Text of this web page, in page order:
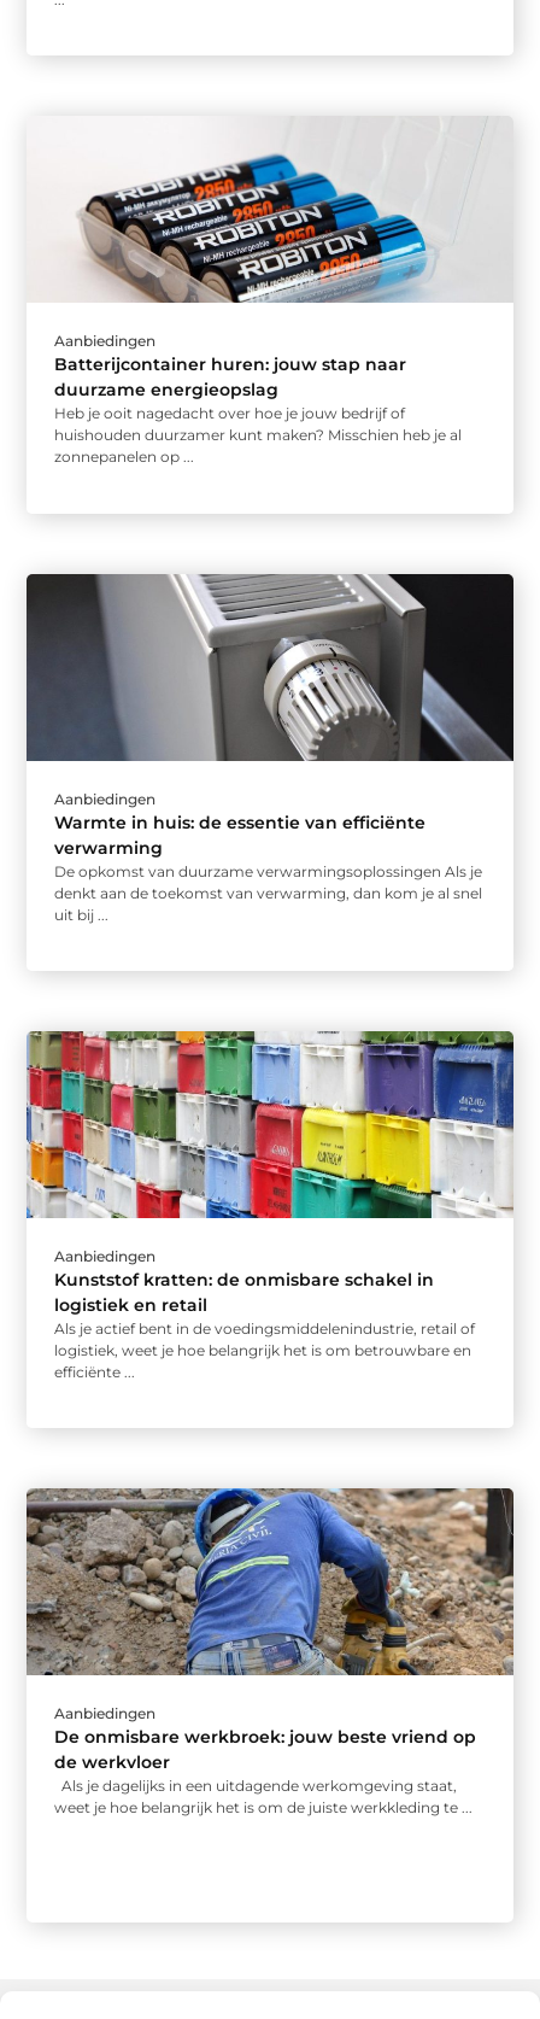
Aanbiedingen
Batterijcontainer huren: jouw stap naar
duurzame energieopslag
Heb je ooit nagedacht over hoe je jouw bedrijf of
huishouden duurzamer kunt maken? Misschien heb je al
zonnepanelen op ...
Aanbiedingen
Warmte in huis: de essentie van efficiënte
verwarming
De opkomst van duurzame verwarmingsoplossingen Als je
denkt aan de toekomst van verwarming, dan kom je al snel
uit bij ...
Aanbiedingen
Kunststof kratten: de onmisbare schakel in
logistiek en retail
Als je actief bent in de voedingsmiddelenindustrie, retail of
logistiek, weet je hoe belangrijk het is om betrouwbare en
efficiënte ...
Aanbiedingen
De onmisbare werkbroek: jouw beste vriend op
de werkvloer
Als je dagelijks in een uitdagende werkomgeving staat,
weet je hoe belangrijk het is om de juiste werkkleding te ...